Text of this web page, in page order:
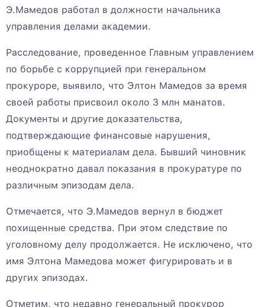
Э.Мамедов работал в должности начальника
управления делами академии.
Расследование, проведенное Главным управлением
по борьбе с коррупцией при генеральном
прокуроре, выявило, что Элтон Мамедов за время
своей работы присвоил около 3 млн манатов.
Документы и другие доказательства,
подтверждающие финансовые нарушения,
приобщены к материалам дела. Бывший чиновник
неоднократно давал показания в прокуратуре по
различным эпизодам дела.
Отмечается, что Э.Мамедов вернул в бюджет
похищенные средства. При этом следствие по
уголовному делу продолжается. Не исключено, что
имя Элтона Мамедова может фигурировать и в
других эпизодах.
Отметим, что недавно генеральный прокурор